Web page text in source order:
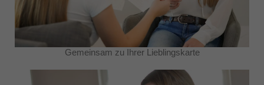
Gemeinsam zu Ihrer Lieblingskarte